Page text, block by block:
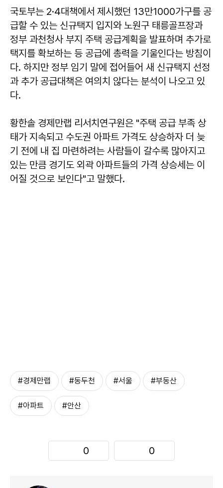
국토부는 2·4대책에서 제시했던 13만1000가구를 공
급할 수 있는 신규택지 입지와 노원구 태릉골프장과
정부 과천청사 부지 주택 공급계획을 발표하며 추가로
택지를 확보하는 등 공급에 총력을 기울인다는 방침이
다. 하지만 정부 임기 말에 접어들어 새 신규택지 선정
과 추가 공급대책은 여의치 않다는 분석이 나오고 있
다.
황한솔 경제만랩 리서치연구원은 "주택 공급 부족 상
태가 지속되고 수도권 아파트 가격도 상승하자 더 늦
기 전에 내 집 마련하려는 사람들이 갈수록 많아지고
있는 만큼 경기도 외곽 아파트들의 가격 상승세는 이
어질 것으로 보인다"고 말했다.
#경제만랩 #동두천 #서울 #부동산
#아파트 #안산
0 0